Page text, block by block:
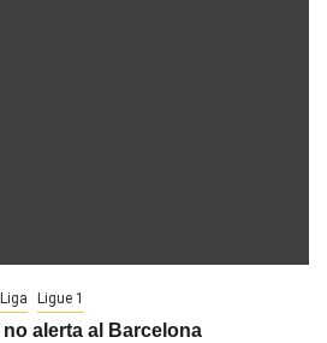
Ligue 1
alerta al Barcelona